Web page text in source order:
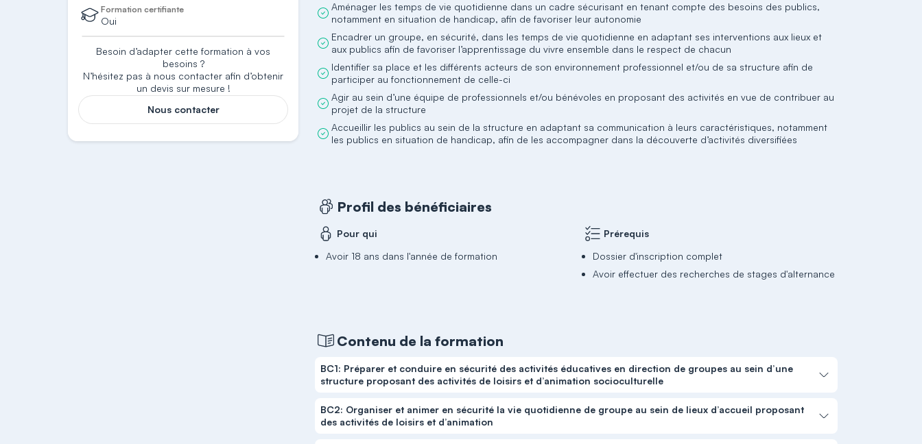
Formation certifiante
Oui
Besoin d’adapter cette formation à vos
besoins ?
N’hésitez pas à nous contacter afin d’obtenir
un devis sur mesure !
Nous contacter
Aménager les temps de vie quotidienne dans un cadre sécurisant en tenant compte des besoins des publics,
notamment en situation de handicap, afin de favoriser leur autonomie
Encadrer un groupe, en sécurité, dans les temps de vie quotidienne en adaptant ses interventions aux lieux et
aux publics afin de favoriser l’apprentissage du vivre ensemble dans le respect de chacun
Identifier sa place et les différents acteurs de son environnement professionnel et/ou de sa structure afin de
participer au fonctionnement de celle-ci
Agir au sein d’une équipe de professionnels et/ou bénévoles en proposant des activités en vue de contribuer au
projet de la structure
Accueillir les publics au sein de la structure en adaptant sa communication à leurs caractéristiques, notamment
les publics en situation de handicap, afin de les accompagner dans la découverte d’activités diversifiées
Profil des bénéficiaires
Pour qui
Avoir 18 ans dans l'année de formation
Prérequis
Dossier d'inscription complet
Avoir effectuer des recherches de stages d'alternance
Contenu de la formation
BC1: Préparer et conduire en sécurité des activités éducatives en direction de groupes au sein d’une
structure proposant des activités de loisirs et d’animation socioculturelle
BC2: Organiser et animer en sécurité la vie quotidienne de groupe au sein de lieux d’accueil proposant
des activités de loisirs et d’animation